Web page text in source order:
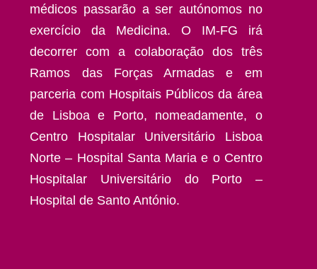
médicos passarão a ser autónomos no
exercício da Medicina. O IM-FG irá
decorrer com a colaboração dos três
Ramos das Forças Armadas e em
parceria com Hospitais Públicos da área
de Lisboa e Porto, nomeadamente, o
Centro Hospitalar Universitário Lisboa
Norte – Hospital Santa Maria e o Centro
Hospitalar Universitário do Porto –
Hospital de Santo António.